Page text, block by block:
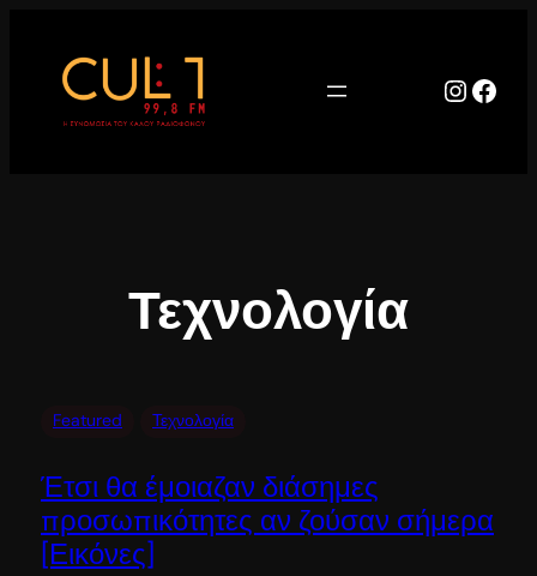
περιεχόμενο
Τεχνολογία
Featured Τεχνολογία
Έτσι θα έμοιαζαν διάσημες
προσωπικότητες αν ζούσαν σήμερα
[Εικόνες]